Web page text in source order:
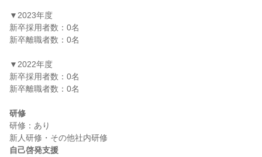
▼2023年度
新卒採用者数：0名
新卒離職者数：0名
▼2022年度
新卒採用者数：0名
新卒離職者数：0名
研修
研修：あり
自己啓発支援